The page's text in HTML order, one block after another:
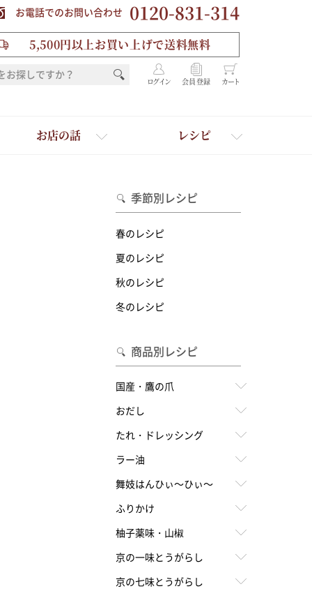
お電話でのお問い合わせ 0120-831-314
5,500円以上お買い上げで送料無料
ログイン 会員登録 カート
せて一味・七味を選ぶ
お店の話 レシピ
季節別レシピ
春のレシピ
夏のレシピ
秋のレシピ
冬のレシピ
商品別レシピ
国産・鷹の爪
おだし
たれ・ドレッシング
ラー油
舞妓はんひぃ～ひぃ～
ふりかけ
柚子薬味・山椒
京の一味とうがらし
京の七味とうがらし